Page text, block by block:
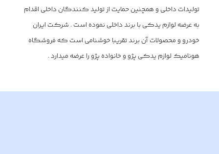
تولیدات داخلی و همچنین حمایت از تولید کنندگان داخلی اقدام
به عرضه لوازم یدکی با برند داخلی نموده است . شرکت ایران
خودرو و محصولات آن برند تقریبا خوشنامی است که فروشگاه
هونامیک لوازم یدکی پژو و خانواده پژو را عرضه میدارد .